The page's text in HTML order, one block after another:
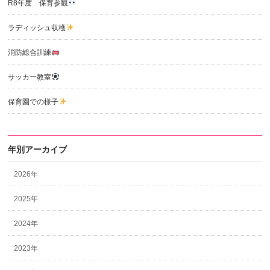
R8年度 保育参観
ラディッシュ収穫
消防総合訓練
サッカー教室
保育園での様子
年別アーカイブ
2026年
2025年
2024年
2023年